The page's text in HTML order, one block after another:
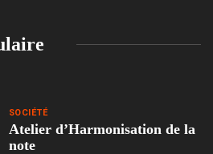
SOCIÉTÉ
Atelier d’Harmonisation de la
note